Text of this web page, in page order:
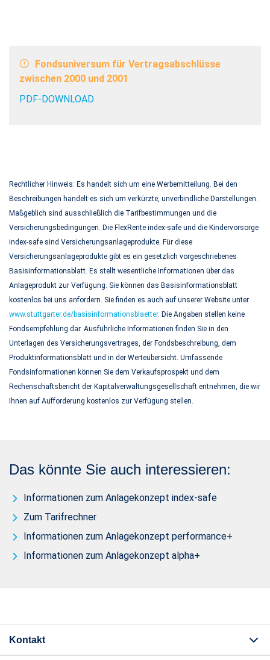
Fondsuniversum für Vertragsabschlüsse
zwischen 2000 und 2001
PDF-DOWNLOAD
Rechtlicher Hinweis: Es handelt sich um eine Werbemitteilung. Bei den
Beschreibungen handelt es sich um verkürzte, unverbindliche Darstellungen.
Maßgeblich sind ausschließlich die Tarifbestimmungen und die
Versicherungsbedingungen. Die FlexRente index-safe und die Kindervorsorge
index-safe sind Versicherungsanlageprodukte. Für diese
Versicherungsanlageprodukte gibt es ein gesetzlich vorgeschriebenes
Basisinformationsblatt. Es stellt wesentliche Informationen über das
Anlageprodukt zur Verfügung. Sie können das Basisinformationsblatt
kostenlos bei uns anfordern. Sie finden es auch auf unserer Website unter
www.stuttgarter.de/basisinformationsblaetter. Die Angaben stellen keine
Fondsempfehlung dar. Ausführliche Informationen finden Sie in den
Unterlagen des Versicherungsvertrages, der Fondsbeschreibung, dem
Produktinformationsblatt und in der Werteübersicht. Umfassende
Fondsinformationen können Sie dem Verkaufsprospekt und dem
Rechenschaftsbericht der Kapitalverwaltungsgesellschaft entnehmen, die wir
Ihnen auf Aufforderung kostenlos zur Verfügung stellen.
Das könnte Sie auch interessieren:
Informationen zum Anlagekonzept index-safe
Zum Tarifrechner
Informationen zum Anlagekonzept performance+
Informationen zum Anlagekonzept alpha+
Kontakt